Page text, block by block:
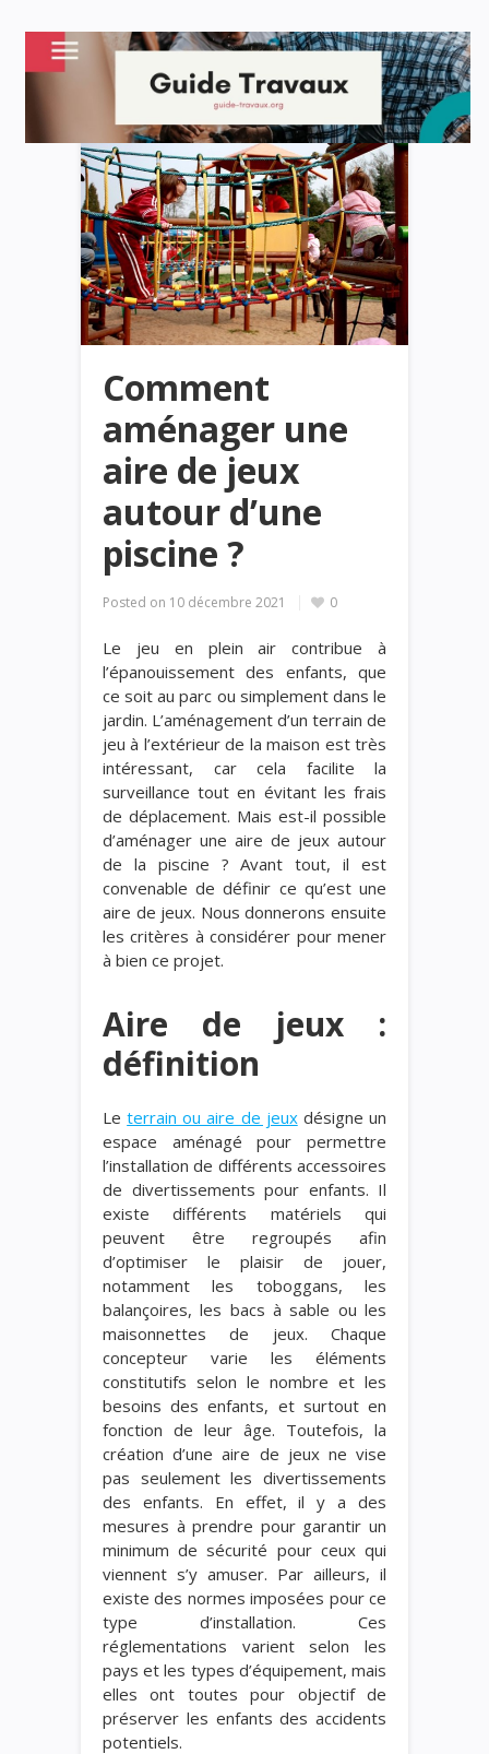
Comment
aménager une
aire de jeux
autour d’une
piscine ?
Posted on 10 décembre 2021 0
Le jeu en plein air contribue à
l’épanouissement des enfants, que
ce soit au parc ou simplement dans le
jardin. L’aménagement d’un terrain de
jeu à l’extérieur de la maison est très
intéressant, car cela facilite la
surveillance tout en évitant les frais
de déplacement. Mais est-il possible
d’aménager une aire de jeux autour
de la piscine ? Avant tout, il est
convenable de définir ce qu’est une
aire de jeux. Nous donnerons ensuite
les critères à considérer pour mener
à bien ce projet.
Aire de jeux :
définition
Leterrain ou aire de jeuxdésigne un
espace aménagé pour permettre
l’installation de différents accessoires
de divertissements pour enfants. Il
existe différents matériels qui
peuvent être regroupés afin
d’optimiser le plaisir de jouer,
notamment les toboggans, les
balançoires, les bacs à sable ou les
maisonnettes de jeux. Chaque
concepteur varie les éléments
constitutifs selon le nombre et les
besoins des enfants, et surtout en
fonction de leur âge. Toutefois, la
création d’une aire de jeux ne vise
pas seulement les divertissements
des enfants. En effet, il y a des
mesures à prendre pour garantir un
minimum de sécurité pour ceux qui
viennent s’y amuser. Par ailleurs, il
existe des normes imposées pour ce
type d’installation. Ces
réglementations varient selon les
pays et les types d’équipement, mais
elles ont toutes pour objectif de
préserver les enfants des accidents
potentiels.